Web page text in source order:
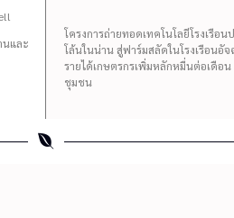
และ
โครงการถ่ายทอดเทคโนโลยีโรงเรื
โล้นในน่าน สู่ฟาร์มสลัดในโรงเรือน
รายได้เกษตรกรเพิ่มหลักหมื่นต่อเดือ
ชุมชน